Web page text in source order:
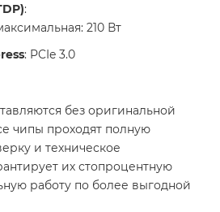
:
210 Вт
: PCIe 3.0
без оригинальной
чипы проходят полную
и техническое
их стопроцентную
работу по более выгодной